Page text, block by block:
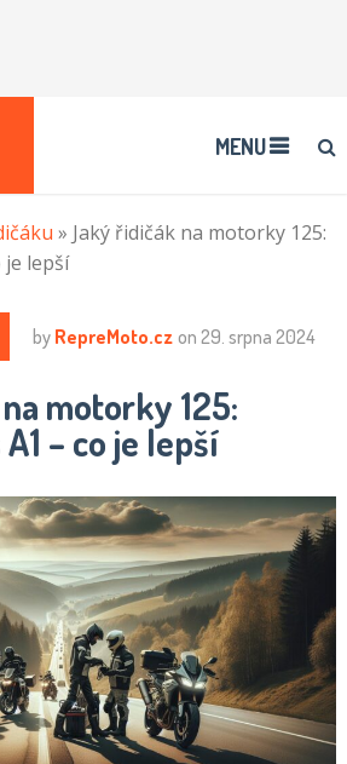
MENU
» Jaký řidičák na motorky 125:
je lepší
by RepreMoto.cz on 29. srpna 2024
motorky 125:
– co je lepší